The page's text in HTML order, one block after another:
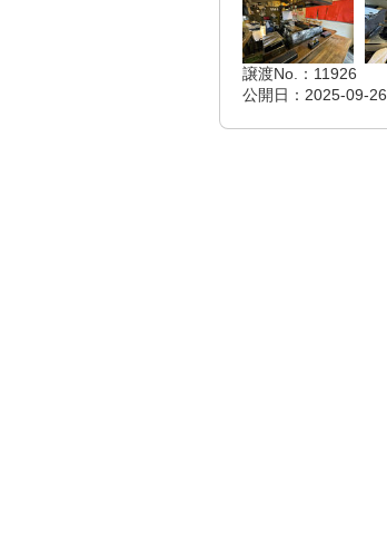
譲渡No.：11926
公開日：2025-09-26